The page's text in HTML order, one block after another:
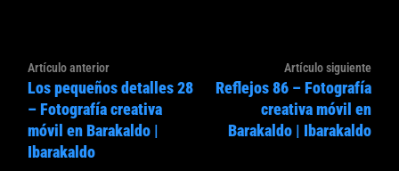
Navegación
de
entradas
Artículo anteriorArtículo
anterior:
Los pequeños detalles 28
– Fotografía creativa
móvil en Barakaldo |
Ibarakaldo
Artículo siguiente
Reflejos 86 – Fotografía
creativa móvil en
Barakaldo | Ibarakaldo